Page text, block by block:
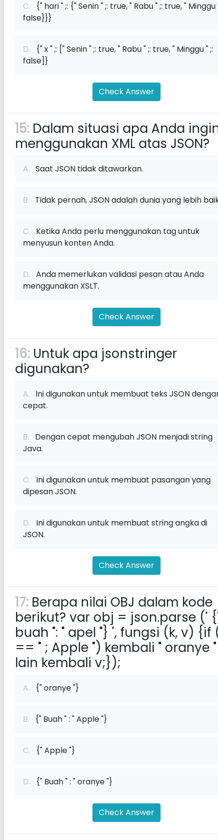
C. {" hari " ;: {" Senin " ;: true, " Rabu " ;: true, " Minggu
false}}}
D. {" x " ;: [" Senin " ;: true, " Rabu " ;: true, " Minggu " ;:
false]}
Check Answer
15: Dalam situasi apa Anda
menggunakan XML atas JSON?
A. Saat JSON tidak ditawarkan.
B. Tidak pernah, JSON adalah dunia yang lebih
C. Ketika Anda perlu menggunakan tag untuk
menyusun konten Anda.
D. Anda memerlukan validasi pesan atau Anda
menggunakan XSLT.
Check Answer
16: Untuk apa jsonstringer
digunakan?
A. Ini digunakan untuk membuat teks JSON
cepat.
B. Dengan cepat mengubah JSON menjadi string
Java.
C. Ini digunakan untuk membuat pasangan yang
dipesan JSON.
D. Ini digunakan untuk membuat string angka di
JSON.
Check Answer
17: Berapa nilai OBJ dalam kode
berikut? var obj = json.parse ('
buah ": " apel "} ', fungsi (k, v) {if
== " ; Apple ") kembali " oranye "
lain kembali v;});
A. {" oranye "}
B. {" Buah " : " Apple "}
C. {" Apple "}
D. {" Buah " : " oranye "}
Check Answer